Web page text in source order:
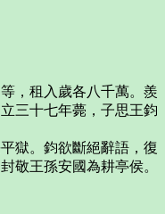
，租入歲各八千萬。羨
三十七年薨，子思王鈞
獄。鈞欲斷絕辭語，復
敬王孫安國為耕亭侯。